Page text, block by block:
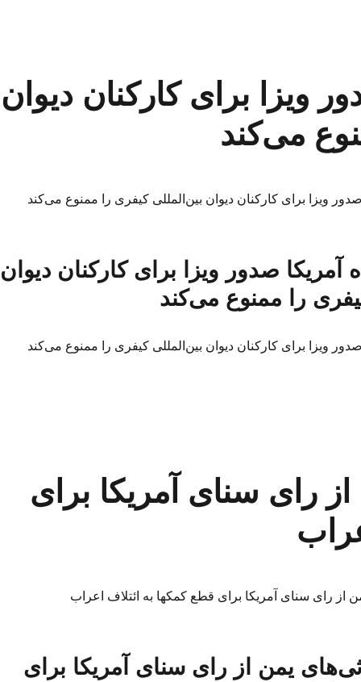
ویزا برای کارکنان دیوان
می‌کند
صدور ویزا برای کارکنان دیوان بین‌المللی کیفری را ممنوع می‌کند
آمریکا صدور ویزا برای کارکنان دیوان
را ممنوع می‌کند
صدور ویزا برای کارکنان دیوان بین‌المللی کیفری را ممنوع می‌کند
رای سنای آمریکا برای
از رای سنای آمریکا برای قطع کمکها به ائتلاف اعراب
یمن از رای سنای آمریکا برای